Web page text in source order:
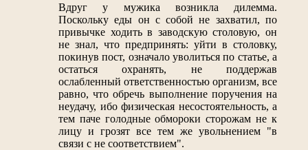
Вдруг у мужика возникла дилемма.
Поскольку еды он с собой не захватил, по
привычке ходить в заводскую столовую, он
не знал, что предпринять: уйти в столовку,
покинув пост, означало уволиться по статье, а
остаться охранять, не поддержав
ослабленный ответственностью организм, все
равно, что обречь выполнение поручения на
неудачу, ибо физическая несостоятельность, а
тем паче голодные обмороки сторожам не к
лицу и грозят все тем же увольнением "в
связи с не соответствием".